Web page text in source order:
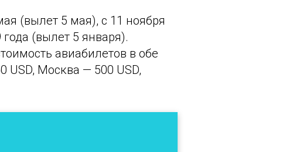
(вылет 5 мая), с 11 ноября
(вылет 5 января).
авиабилетов в обе
USD, Москва — 500 USD,